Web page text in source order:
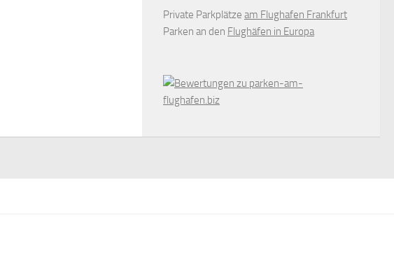
Private Parkplätze am Flughafen Frankfurt
Parken an den Flughäfen in Europa